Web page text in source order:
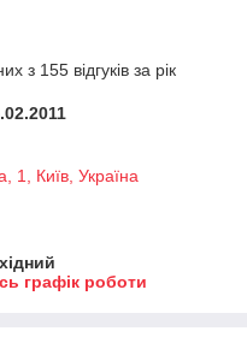
з 155 відгуків за рік
1, Київ, Україна
графік роботи